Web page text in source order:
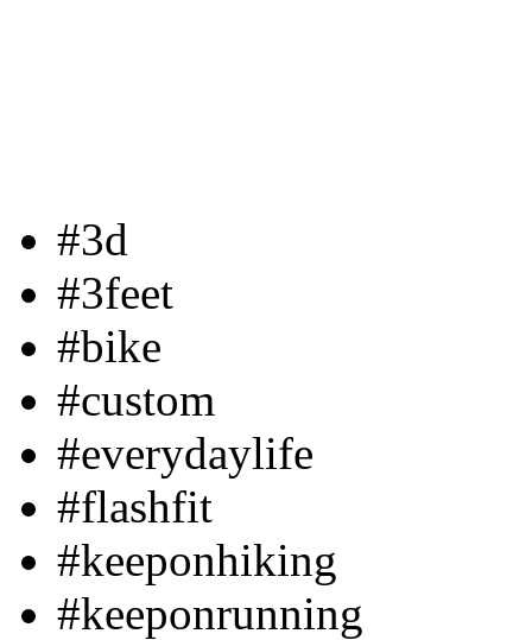
#3d
#3feet
#bike
#custom
#everydaylife
#flashfit
#keeponhiking
#keeponrunning